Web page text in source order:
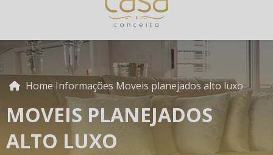
Home Informações Moveis planejados alto luxo
MOVEIS PLANEJADOS
ALTO LUXO